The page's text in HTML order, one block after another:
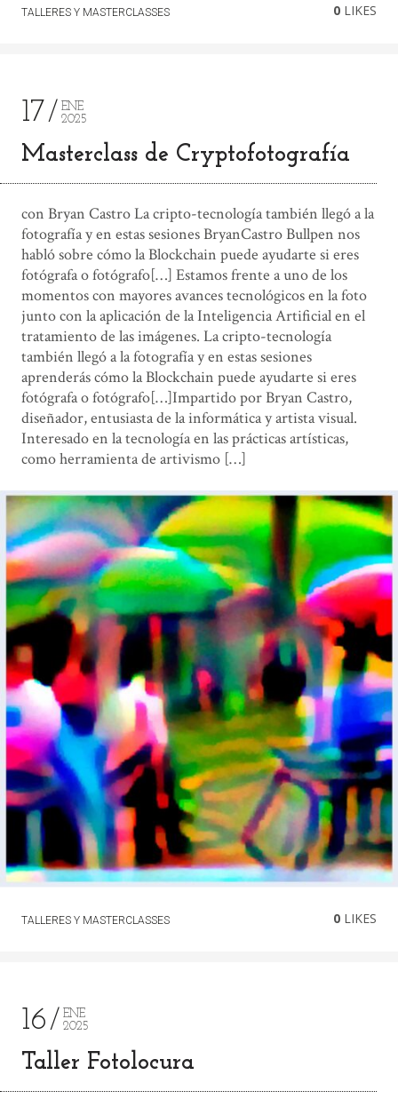
TALLERES Y MASTERCLASSES 0 LIKES
17
ENE
2025
Masterclass de Cryptofotografía
con Bryan Castro La cripto-tecnología también llegó a la
fotografía y en estas sesiones BryanCastro Bullpen nos
habló sobre cómo la Blockchain puede ayudarte si eres
fotógrafa o fotógrafo[…] Estamos frente a uno de los
momentos con mayores avances tecnológicos en la foto
junto con la aplicación de la Inteligencia Artificial en el
tratamiento de las imágenes. La cripto-tecnología
también llegó a la fotografía y en estas sesiones
aprenderás cómo la Blockchain puede ayudarte si eres
fotógrafa o fotógrafo[…]Impartido por Bryan Castro,
diseñador, entusiasta de la informática y artista visual.
Interesado en la tecnología en las prácticas artísticas,
como herramienta de artivismo […]
TALLERES Y MASTERCLASSES 0 LIKES
16
ENE
2025
Taller Fotolocura